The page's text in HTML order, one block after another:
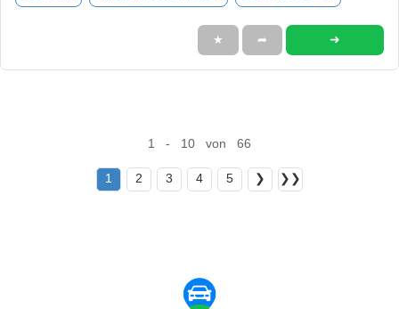
★ ➦ ➜
1 - 10 von 66
1 2 3 4 5 ❯ ❯❯